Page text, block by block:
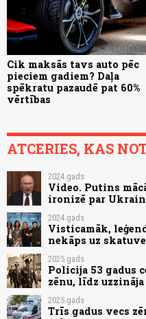
Cik maksās tavs auto pēc
pieciem gadiem? Daļa
spēkratu pazaudē pat 60%
vērtības
ATCERIES, KAS
2024.gads
Video. Putins
ironizē par
2024.gads
Visticamāk,
nekāps uz
2025.gads
Policija 53 gadus
zēnu, līdz
2025.gads
Trīs gadus vecs